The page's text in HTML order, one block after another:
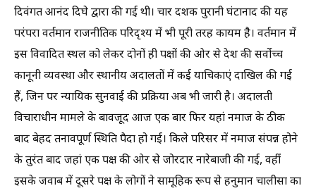
दिवंगत आनंद दिघे द्वारा की गई थी। चार दशक पुरानी घंटानाद की यह
परंपरा वर्तमान राजनीतिक परिदृश्य में भी पूरी तरह कायम है। वर्तमान में
इस विवादित स्थल को लेकर दोनों ही पक्षों की ओर से देश की सर्वोच्च
कानूनी व्यवस्था और स्थानीय अदालतों में कई याचिकाएं दाखिल की गई
हैं, जिन पर न्यायिक सुनवाई की प्रक्रिया अब भी जारी है। अदालती
विचाराधीन मामले के बावजूद आज एक बार फिर यहां नमाज के ठीक
बाद बेहद तनावपूर्ण स्थिति पैदा हो गई। किले परिसर में नमाज संपन्न होने
के तुरंत बाद जहां एक पक्ष की ओर से जोरदार नारेबाजी की गई, वहीं
इसके जवाब में दूसरे पक्ष के लोगों ने सामूहिक रूप से हनुमान चालीसा का